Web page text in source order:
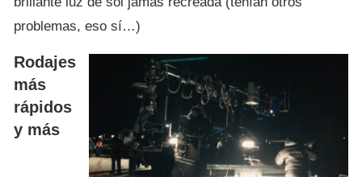
problemas, eso sí…)
Rodajes
más
rápidos
y más